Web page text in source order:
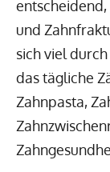
und
sich viel
das tägliche
Zahnpasta,